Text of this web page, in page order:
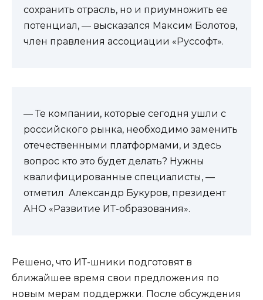
сохранить отрасль, но и приумножить ее
потенциал, — высказался Максим Болотов,
член правления ассоциации «Руссофт».
— Те компании, которые сегодня ушли с
российского рынка, необходимо заменить
отечественными платформами, и здесь
вопрос кто это будет делать? Нужны
квалифицированные специалисты, —
отметил Александр Букуров, президент
АНО «Развитие ИТ-образования».
Решено, что ИТ-шники подготовят в
ближайшее время свои предложения по
новым мерам поддержки. После обсуждения